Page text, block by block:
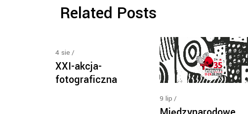
Related Posts
4 sie
XXI-akcja-
fotograficzna
9 lip